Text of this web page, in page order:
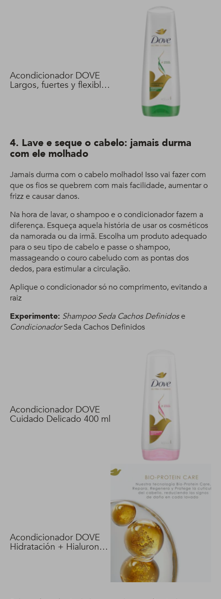
Acondicionador DOVE
Largos, fuertes y flexibles
4. Lave e seque o cabelo: jamais durma
com ele molhado
Jamais durma com o cabelo molhado! Isso vai fazer com
que os fios se quebrem com mais facilidade, aumentar o
frizz e causar danos.
Na hora de lavar, o shampoo e o condicionador fazem a
diferença. Esqueça aquela história de usar os cosméticos
da namorada ou da irmã. Escolha um produto adequado
para o seu tipo de cabelo e passe o shampoo,
massageando o couro cabeludo com as pontas dos
dedos, para estimular a circulação.
Aplique o condicionador só no comprimento, evitando a
raiz
Experimente: Shampoo Seda Cachos Definidose
CondicionadorSeda Cachos Definidos
Acondicionador DOVE
Cuidado Delicado 400 ml
Acondicionador DOVE
Hidratación + Hialuron